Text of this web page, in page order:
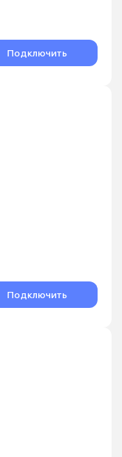
Подключить
Подключить